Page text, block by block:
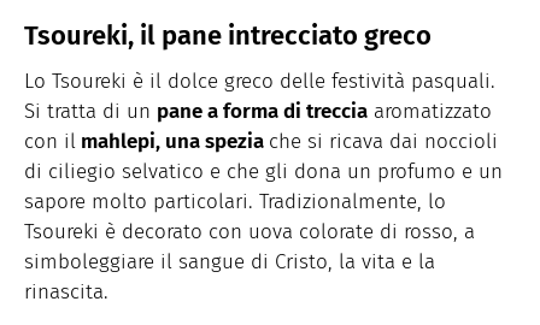
Tsoureki, il pane intrecciato greco
Lo Tsoureki è il dolce greco delle festività pasquali.
Si tratta di un pane a forma di treccia aromatizzato
con il mahlepi, una spezia che si ricava dai noccioli
di ciliegio selvatico e che gli dona un profumo e un
sapore molto particolari. Tradizionalmente, lo
Tsoureki è decorato con uova colorate di rosso, a
simboleggiare il sangue di Cristo, la vita e la
rinascita.